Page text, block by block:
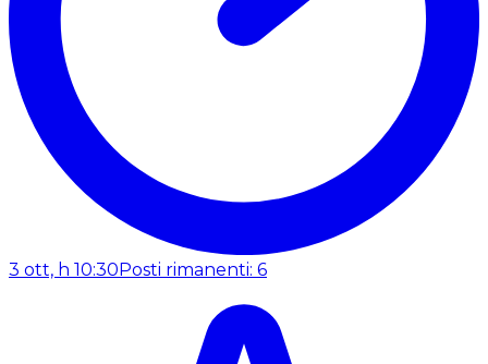
3 ott, h 10:30 Posti rimanenti: 6